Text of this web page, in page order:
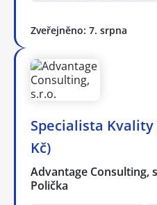
Zveřejněno: 7. srpna
Specialista Kvality
Kč)
Advantage Consulting,
Polička